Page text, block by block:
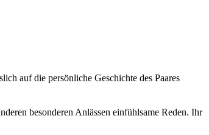
auf die persönliche Geschichte des Paares
besonderen Anlässen einfühlsame Reden. Ihr